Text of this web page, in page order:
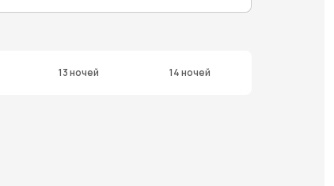
13 ночей 14 ночей